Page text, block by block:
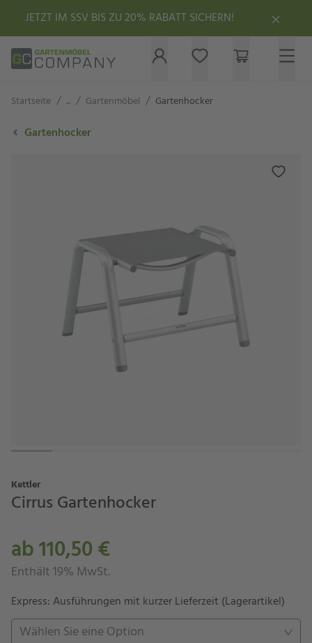
JETZT IM SSV BIS ZU 20% RABATT SICHERN!
Startseite / ... / Gartenmöbel / Gartenhocker
Gartenhocker
Kettler
Cirrus Gartenhocker
ab 110,50 €
Enthält 19% MwSt.
Express: Ausführungen mit kurzer Lieferzeit (Lagerartikel)
Wählen Sie eine Option